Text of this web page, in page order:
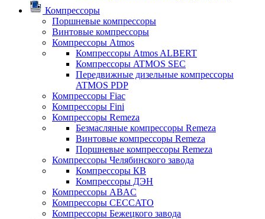
Компрессоры
Поршневые компрессоры
Винтовые компрессоры
Компрессоры Atmos
Компрессоры Atmos ALBERT
Компрессоры ATMOS SEC
Передвижные дизельные компрессоры
ATMOS PDP
Компрессоры Fiac
Компрессоры Fini
Компрессоры Remeza
Безмасляные компрессоры Remeza
Винтовые компрессоры Remeza
Поршневые компрессоры Remeza
Компрессоры Челябинского завода
Компрессоры КВ
Компрессоры ДЭН
Компрессоры ABAC
Компрессоры CECCATO
Компрессоры Бежецкого завода